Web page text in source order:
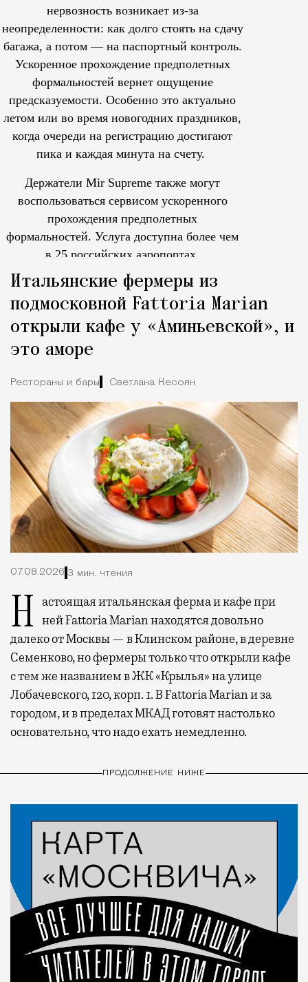
нервозность возникает из-за
неопределенности: как долго стоять на сдачу
багажа, а потом — на паспортный контроль.
Ускоренное прохождение предполетных
формальностей вернет ощущение
предсказуемости. Особенно это актуально
летом или во время новогодних праздников,
когда очереди на регистрацию достигают
пика и каждая минута на счету.
Держатели Mir Supreme также могут
воспользоваться сервисом ускоренного
прохождения предполетных
формальностей. Услуга доступна более чем
в 25 российских аэропортах.
Итальянские фермеры из
подмосковной Fattoria Marian
открыли кафе у «Аминьевской», и
это аморе
Рестораны и бары Светлана Кесоян
07.08.2026 3 мин. чтения
Настоящая итальянская ферма и кафе при ней Fattoria Marian находятся довольно
далеко от Москвы — в Клинском районе, в деревне
Семенково, но фермеры только что открыли кафе
с тем же названием в ЖК «Крылья» на улице
Лобачевского, 120, корп. 1. В Fattoria Marian и за
городом, и в пределах МКАД готовят настолько
основательно, что надо ехать немедленно.
ПРОДОЛЖЕНИЕ НИЖЕ